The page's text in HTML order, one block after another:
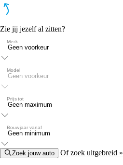
Zie jij jezelf al zitten?
Merk
Model
Prijs tot
Bouwjaar vanaf
Zoek jouw auto Of zoek uitgebreid »